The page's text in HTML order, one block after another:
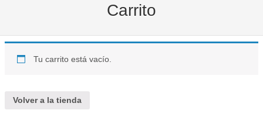
Carrito
Tu carrito está vacío.
Volver a la tienda